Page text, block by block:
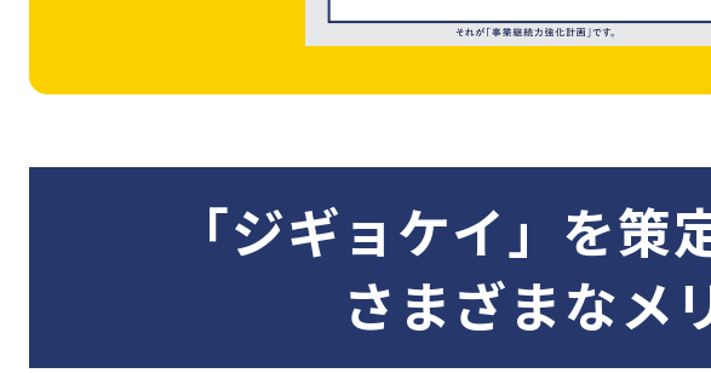
「ジギョケイ」を策
さまざまなメ